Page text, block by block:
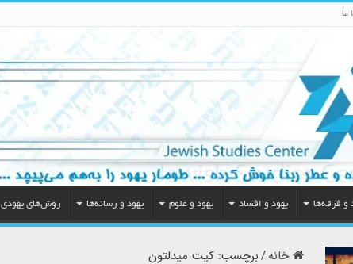
ما
و فرقه‌ها یهود و افساد یهود و علوم یهود و رسانه‌ها روش‌های یهودی
خانه/برچسب:کیت میدلتون